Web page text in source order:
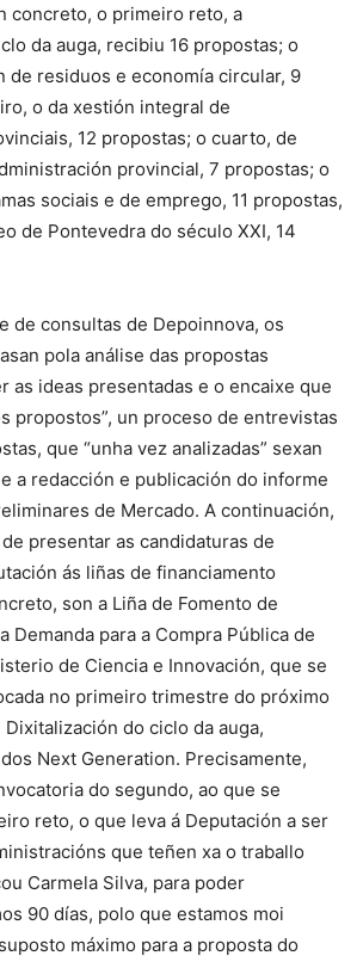
concreto, o primeiro reto, a
da auga, recibiu 16 propostas; o
de residuos e economía circular, 9
o da xestión integral de
12 propostas; o cuarto, de
provincial, 7 propostas; o
sociais e de emprego, 11 propostas,
de Pontevedra do século XXI, 14
de consultas de Depoinnova, os
pola análise das propostas
as ideas presentadas e o encaixe que
propostos”, un proceso de entrevistas
que “unha vez analizadas” sexan
a redacción e publicación do informe
de Mercado. A continuación,
presentar as candidaturas de
ás liñas de financiamento
son a Liña de Fomento de
Demanda para a Compra Pública de
de Ciencia e Innovación, que se
no primeiro trimestre do próximo
Dixitalización do ciclo da auga,
Next Generation. Precisamente,
do segundo, ao que se
reto, o que leva á Deputación a ser
que teñen xa o traballo
Carmela Silva, para poder
90 días, polo que estamos moi
máximo para a proposta do